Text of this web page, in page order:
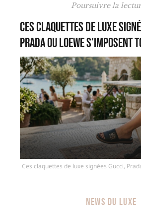
Poursuivre la
Ces claquettes de luxe
Prada ou Loewe s’imposent
Ces claquettes de luxe signées Gucci,
NEWS DU LUXE